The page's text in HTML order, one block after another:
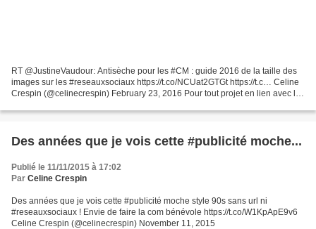
RT @JustineVaudour: Antisèche pour les #CM : guide 2016 de la taille des
images sur les #reseauxsociaux https://t.co/NCUat2GTGt https://t.c… Celine
Crespin (@celinecrespin) February 23, 2016 Pour tout projet en lien avec les
Des années que je vois cette #publicité moche...
Publié le 11/11/2015 à 17:02
Par Celine Crespin
Des années que je vois cette #publicité moche style 90s sans url ni
#reseauxsociaux ! Envie de faire la com bénévole https://t.co/W1KpApE9v6
Celine Crespin (@celinecrespin) November 11, 2015